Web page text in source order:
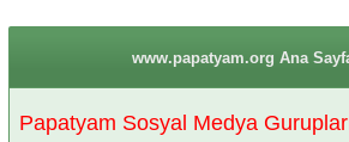
www.papatyam.org Ana
Papatyam Sosyal Medya